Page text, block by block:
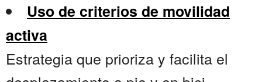
Uso de criterios de movilidad
activa
Estrategia que prioriza y facilita el